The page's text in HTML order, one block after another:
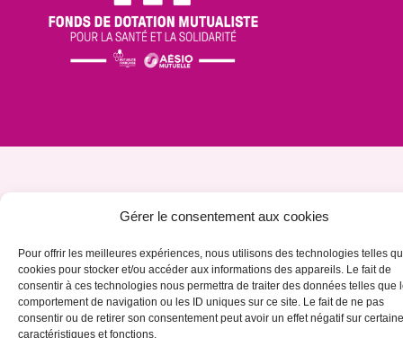
Gérer le consentement aux cookies
Pour offrir les meilleures expériences, nous utilisons des technologies telles
cookies pour stocker et/ou accéder aux informations des appareils. Le fait de
consentir à ces technologies nous permettra de traiter des données telles que
comportement de navigation ou les ID uniques sur ce site. Le fait de ne pas
consentir ou de retirer son consentement peut avoir un effet négatif sur
caractéristiques et fonctions.